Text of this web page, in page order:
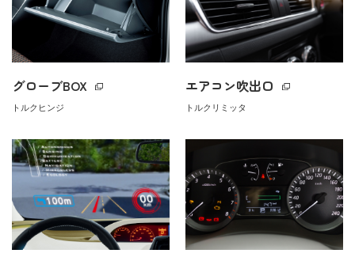
グローブBOX
トルクヒンジ
エアコン吹出口
トルクリミッタ